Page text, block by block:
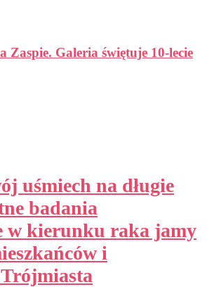
Zaspie. Galeria świętuje 10-lecie
uśmiech na długie
badania
w kierunku raka jamy
i